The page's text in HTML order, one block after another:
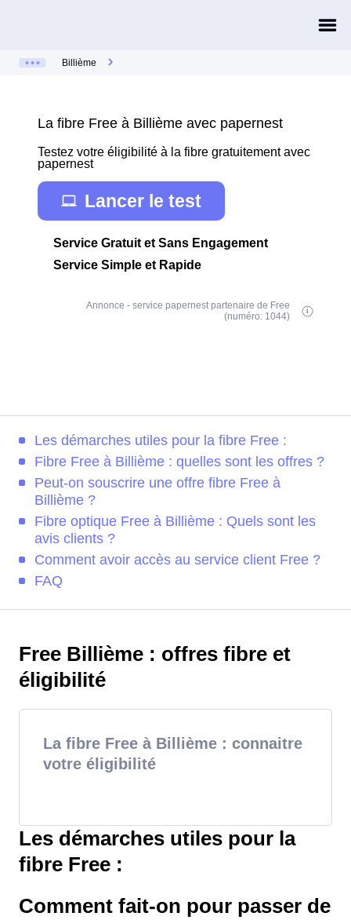
Billième
La fibre Free à Billième avec papernest
Testez votre éligibilité à la fibre gratuitement avec
papernest
Lancer le test
Service Gratuit et Sans Engagement
Service Simple et Rapide
Annonce - service papernest partenaire de Free
(numéro: 1044)
Les démarches utiles pour la fibre Free :
Fibre Free à Billième : quelles sont les offres ?
Peut-on souscrire une offre fibre Free à
Billième ?
Fibre optique Free à Billième : Quels sont les
avis clients ?
Comment avoir accès au service client Free ?
FAQ
Free Billième : offres fibre et
éligibilité
La fibre Free à Billième : connaitre
votre éligibilité
Les démarches utiles pour la
fibre Free :
Comment fait-on pour passer de